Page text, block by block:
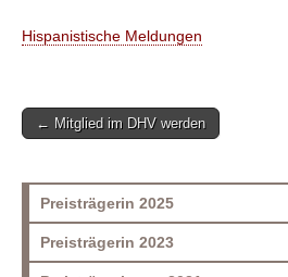
Hispanistische Meldungen
Post
← Mitglied im DHV werden
Preisträgerin 2025
Preisträgerin 2023